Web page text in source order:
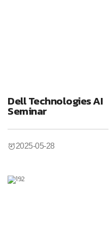
Dell Technologies AI
Seminar
2025-05-28